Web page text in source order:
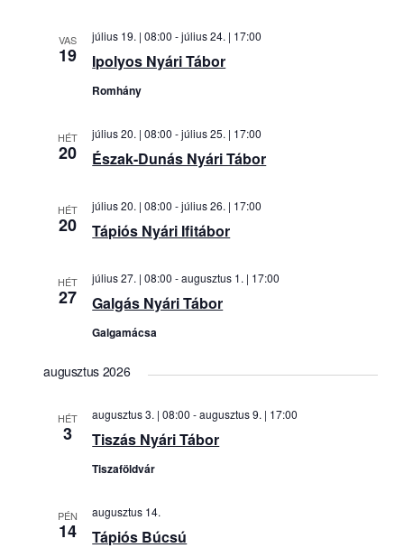
VAS
19 Ipolyos Nyári Tábor
július 19. | 08:00 -július 24. | 17:00
Romhány
HÉT
20 Észak-Dunás Nyári Tábor
július 20. | 08:00 -július 25. | 17:00
HÉT
20 Tápiós Nyári Ifitábor
július 20. | 08:00 -július 26. | 17:00
HÉT
27 Galgás Nyári Tábor
július 27. | 08:00 -augusztus 1. | 17:00
Galgamácsa
augusztus 2026
HÉT
3 Tiszás Nyári Tábor
augusztus 3. | 08:00 -augusztus 9. | 17:00
Tiszaföldvár
PÉN
14 Tápiós Búcsú
augusztus 14.